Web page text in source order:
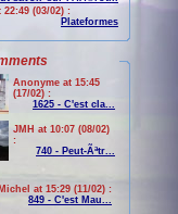
22:49 (03/02) :
Plateformes
Anonyme at 15:45
(17/02) :
1625 - C'est cla...
JMH at 10:07 (08/02)
:
740 - Peut-Ãªtr...
Michel at 15:29 (11/02) :
849 - C'est Mau...